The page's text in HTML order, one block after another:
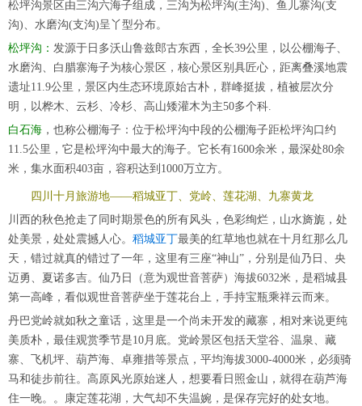
松坪沟景区由三沟六海子组成，三沟为松坪沟(主沟)、鱼儿寨沟(支
沟)、水磨沟(支沟)呈丫型分布。
松坪沟： 发源于日多沃山鲁兹郎古东西，全长39公里，以公棚海子、
水磨沟、白腊寨海子为核心景区，核心景区别具匠心，距离叠溪地震
遗址11.9公里，景区内生态环境原始古朴，群峰挺拔，植被层次分
明，以桦木、云杉、冷杉、高山矮灌木为主50多个科.
白石海 ，也称公棚海子：位于松坪沟中段的公棚海子距松坪沟口约
11.5公里，它是松坪沟中最大的海子。它长有1600余米，最深处80余
米，集水面积403亩，容积达到1000万立方。
四川十月旅游地——稻城亚丁、党岭、莲花湖、九寨黄龙
川西的秋色抢走了同时期景色的所有风头，色彩绚烂，山水旖旎，处
处美景，处处震撼人心。 稻城亚丁最美的红草地也就在十月红那么几
天，错过就真的错过了一年，这里有三座“神山”，分别是仙乃日、央
迈勇、夏诺多吉。仙乃日（意为观世音菩萨）海拔6032米，是稻城县
第一高峰，看似观世音菩萨坐于莲花台上，手持宝瓶乘祥云而来。
丹巴党岭就如秋之童话，这里是一个尚未开发的藏寨，相对来说更纯
美质朴，最佳观赏季节是10月底。党岭景区包括天堂谷、温泉、藏
寨、飞机坪、葫芦海、卓雍措等景点，平均海拔3000-4000米，必须骑
马和徒步前往。高原风光原始迷人，想要看日照金山，就得在葫芦海
住一晚。。康定莲花湖，大气却不失温婉，是保存完好的处女地。